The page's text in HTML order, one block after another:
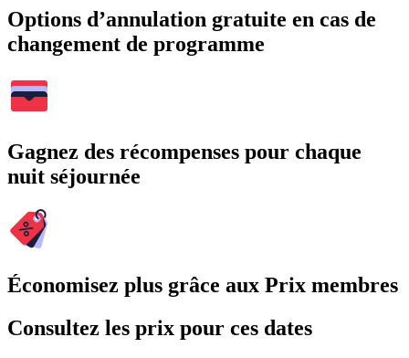
Options d’annulation gratuite en cas de
changement de programme
Gagnez des récompenses pour chaque
nuit séjournée
Économisez plus grâce aux Prix membres
Consultez les prix pour ces dates